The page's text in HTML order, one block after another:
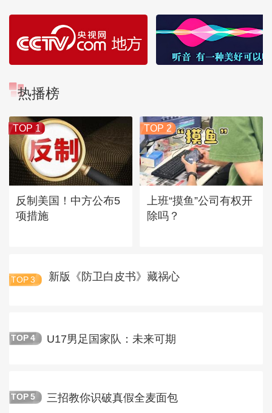
热播榜
TOP 1
反制美国！中方公布5
项措施
TOP 2
上班“摸鱼”公司有权开
除吗？
TOP 3 新版《防卫白皮书》藏祸心
TOP 4 U17男足国家队：未来可期
TOP 5 三招教你识破真假全麦面包